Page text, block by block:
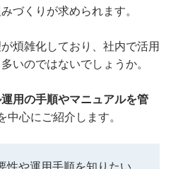
づくりが求められます。
煩雑化しており、社内で活用
いのではないでしょうか。
用の手順やマニュアルを管
中心にご紹介します。
性や運用手順を知りたい